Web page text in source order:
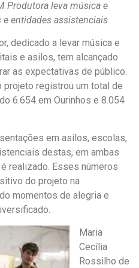
Produtora leva música e
entidades assistenciais
dedicado a levar música e
e asilos, tem alcançado
as expectativas de público.
projeto registrou um total de
6.654 em Ourinhos e 8.054
em asilos, escolas,
destas, em ambas
realizado. Esses números
do projeto na
momentos de alegria e
Maria
Cecília
Rossilho de